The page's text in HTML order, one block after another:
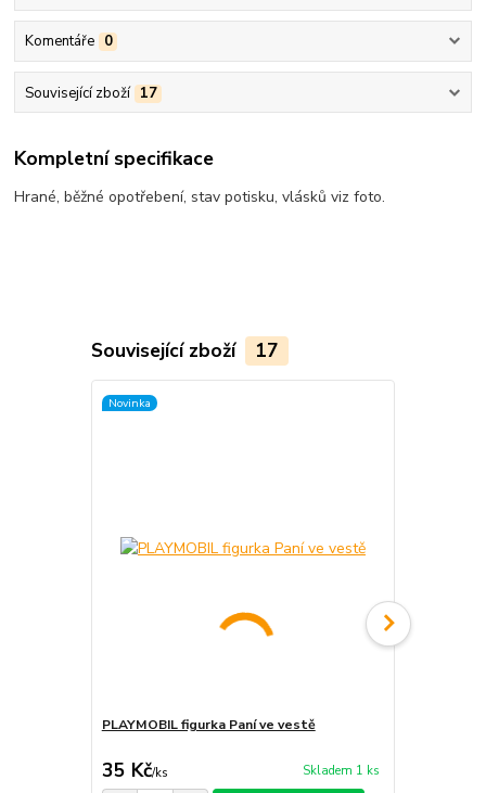
Komentáře 0
Související zboží 17
Kompletní specifikace
Hrané, běžné opotřebení, stav potisku, vlásků viz foto.
Související zboží 17
Novinka
PLAYMOBIL figurka Paní ve vestě
35 Kč/ks Skladem 1 ks